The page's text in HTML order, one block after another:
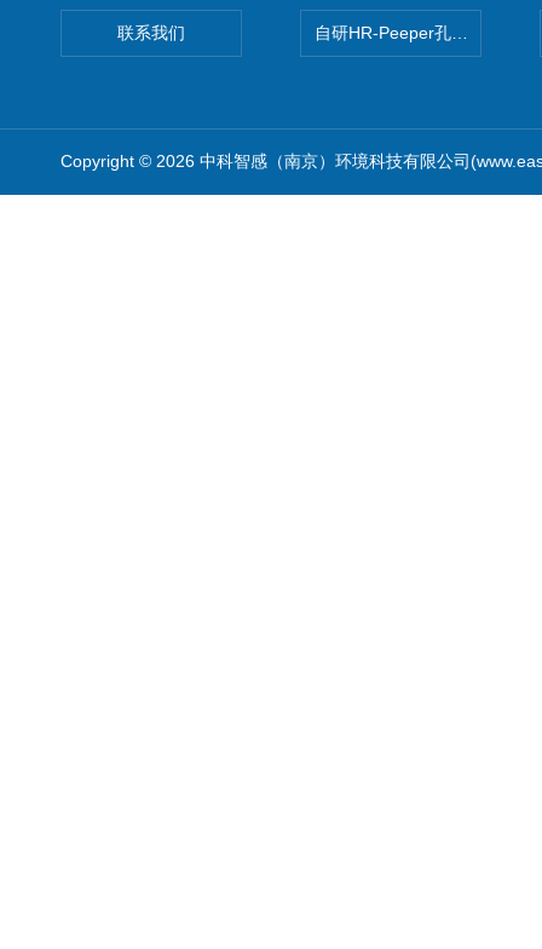
联系我们 自研HR-Peeper孔隙水采样器
Copyright © 2026 中科智感（南京）环境科技有限公司